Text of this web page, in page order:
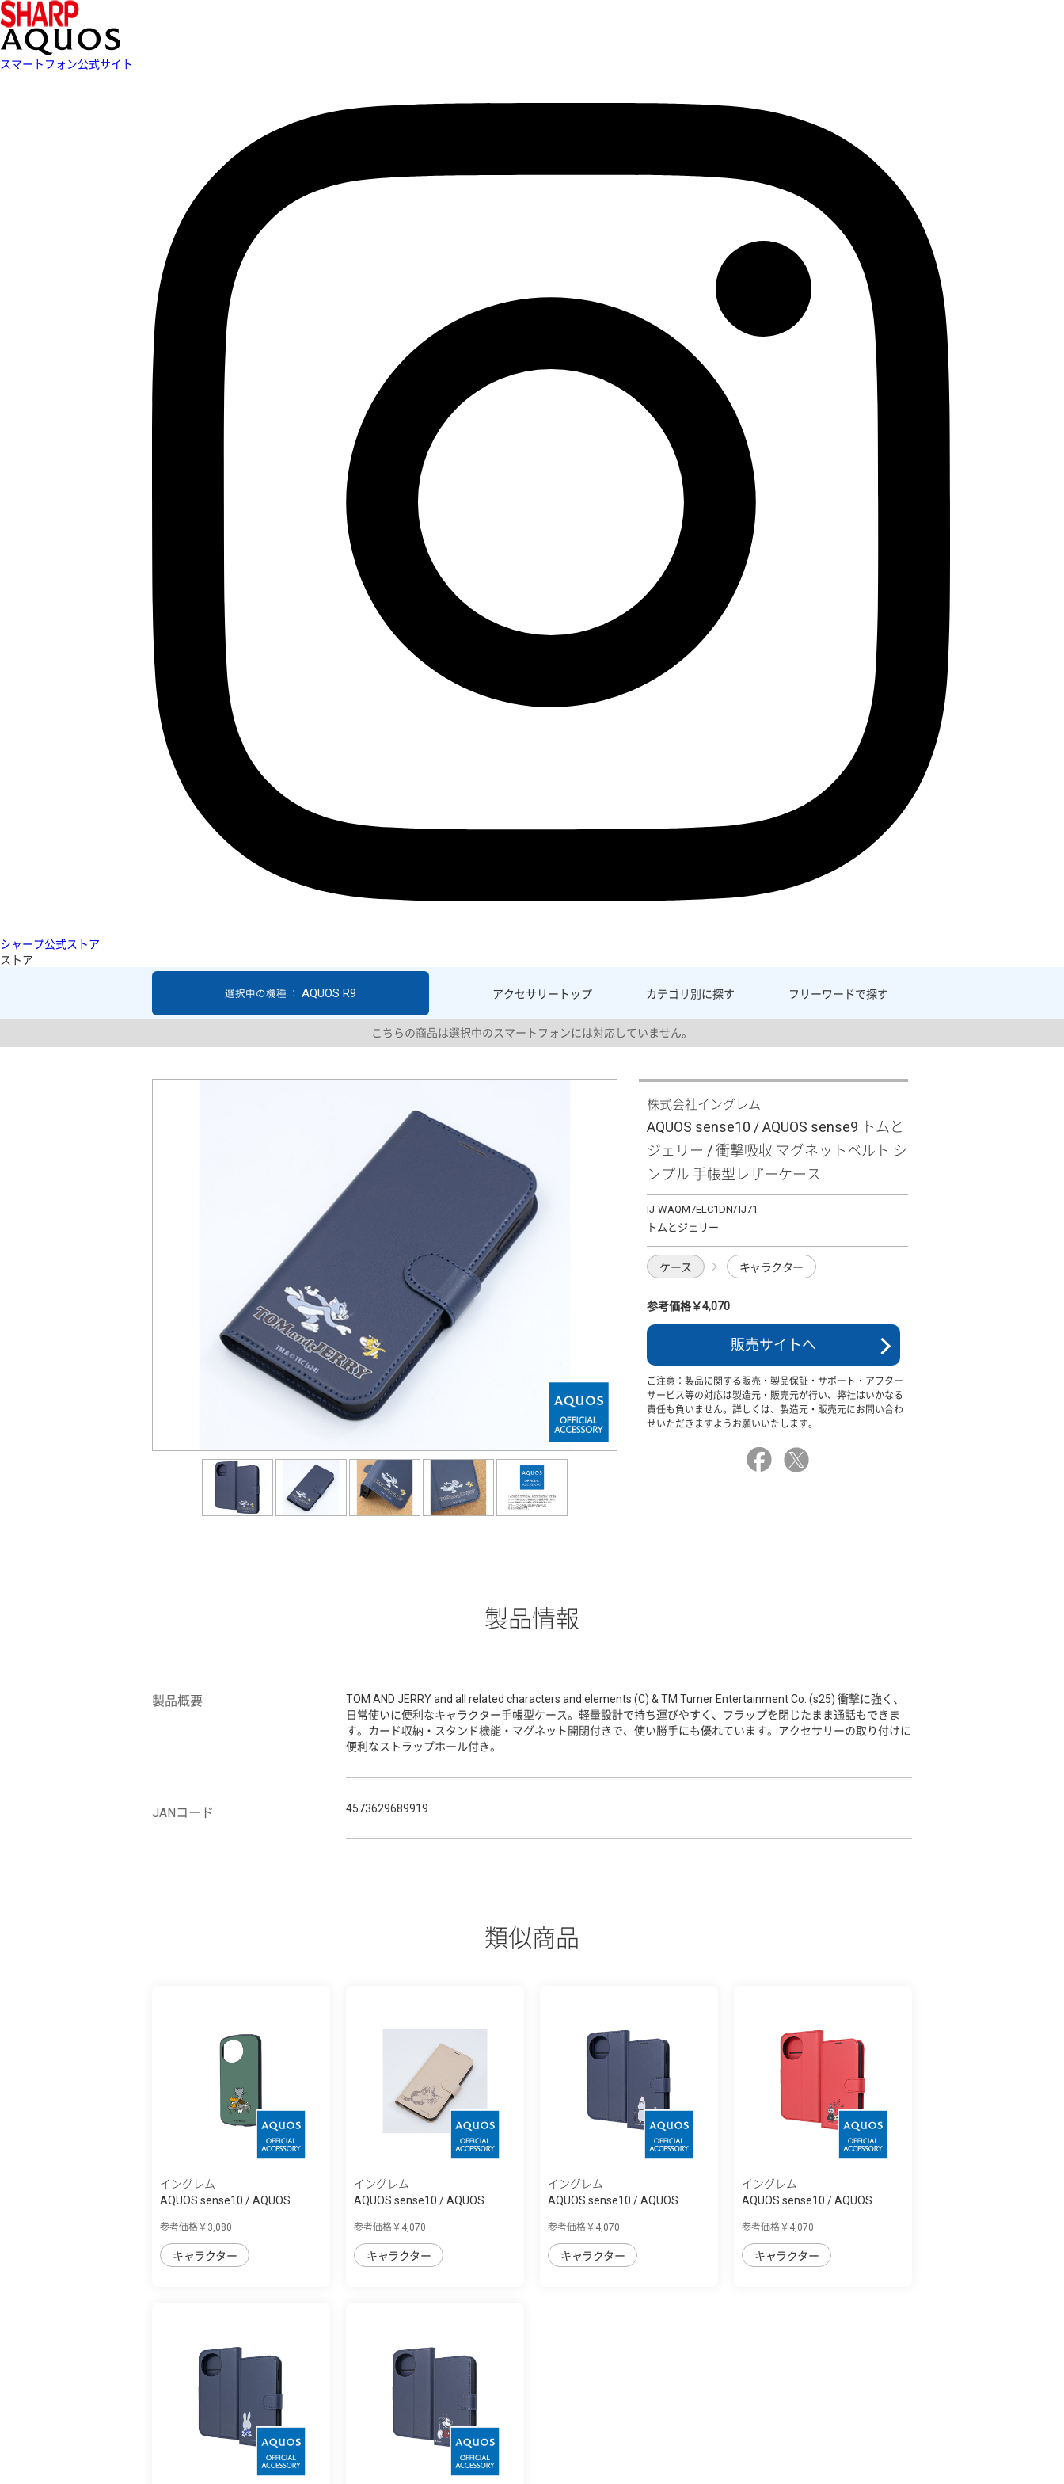
スマートフォン公式サイト
シャープ公式ストア
ストア
アクセサリー トップ カテゴリ別に探す フリーワードで探す
選択中の機種 ： AQUOS R9
こちらの商品は選択中のスマートフォンには対応していません。
株式会社イングレム
AQUOS sense10 / AQUOS sense9 トムと
ジェリー / 衝撃吸収 マグネットベルト シ
ンプル 手帳型レザーケース
IJ-WAQM7ELC1DN/TJ71
トムとジェリー
ケース キャラクター
参考価格￥4,070
販売サイトへ
ご注意：製品に関する販売・製品保証・サポート・アフター
サービス等の対応は製造元・販売元が行い、弊社はいかなる
責任も負いません。詳しくは、製造元・販売元にお問い合わ
せいただきますようお願いいたします。
製品情報
製品概要
TOM AND JERRY and all related characters and elements (C) & TM Turner Entertainment Co. (s25) 衝撃に強く、
日常使いに便利なキャラクター手帳型ケース。軽量設計で持ち運びやすく、フラップを閉じたまま通話もできま
す。カード収納・スタンド機能・マグネット開閉付きで、使い勝手にも優れています。アクセサリーの取り付けに
便利なストラップホール付き。
JANコード 4573629689919
類似商品
イングレム
AQUOS sense10 / AQUOS
参考価格￥3,080
キャラクター
イングレム
AQUOS sense10 / AQUOS
参考価格￥4,070
キャラクター
イングレム
AQUOS sense10 / AQUOS
参考価格￥4,070
キャラクター
イングレム
AQUOS sense10 / AQUOS
参考価格￥4,070
キャラクター